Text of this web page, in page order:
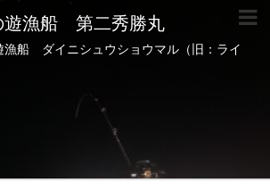
遊漁船 第二秀勝丸
漁船 ダイニシュウショウマル（旧：ライ